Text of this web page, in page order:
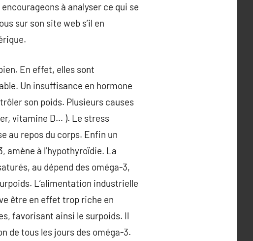
à analyser ce qui se
sur son site web s’il en
En effet, elles sont
Un insuffisance en hormone
son poids. Plusieurs causes
vitamine D… ). Le stress
au repos du corps. Enfin un
amène à l’hypothyroïdie. La
au dépend des oméga-3,
L’alimentation industrielle
être en effet trop riche en
favorisant ainsi le surpoids. Il
de tous les jours des oméga-3.